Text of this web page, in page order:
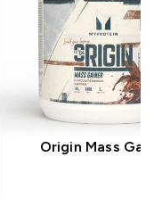
Origin Mass